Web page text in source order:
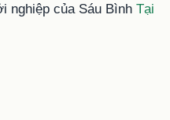
nghiệp của Sáu Bình Tại